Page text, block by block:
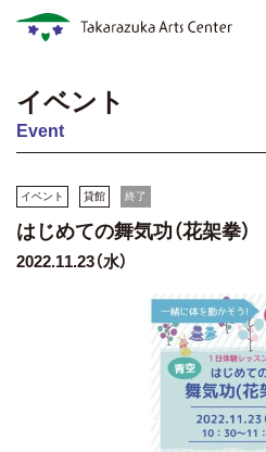
イベント
Event
イベント 貸館 終了
はじめての舞気功（花架拳）
2022.11.23（水）